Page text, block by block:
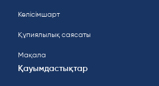
Келісімшарт
Құпиялылық саясаты
Мақала
Қауымдастықтар